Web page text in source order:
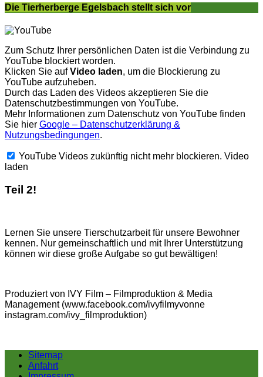
Die Tierherberge Egelsbach stellt sich vor
Zum Schutz Ihrer persönlichen Daten ist die Verbindung zu
YouTube blockiert worden.
Klicken Sie aufVideo laden, um die Blockierung zu
YouTube aufzuheben.
Durch das Laden des Videos akzeptieren Sie die
Datenschutzbestimmungen von YouTube.
Mehr Informationen zum Datenschutz von YouTube finden
Sie hier Google – Datenschutzerklärung &
Nutzungsbedingungen.
YouTube Videos zukünftig nicht mehr blockieren. Video
laden
Teil 2!
Lernen Sie unsere Tierschutzarbeit für unsere Bewohner
kennen. Nur gemeinschaftlich und mit Ihrer Unterstützung
können wir diese große Aufgabe so gut bewältigen!
Produziert von IVY Film – Filmproduktion & Media
Management (www.facebook.com/ivyfilmyvonne
instagram.com/ivy_filmproduktion)
Sitemap
Anfahrt